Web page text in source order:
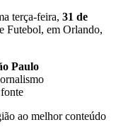
terça-feira, 31 de
Futebol, em Orlando,
Paulo
ao melhor conteúdo